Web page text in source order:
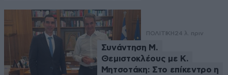
ΠΟΛΙΤΙΚΗ24 λ. πριν
Συνάντηση Μ.
Θεμιστοκλέους με Κ.
Μητσοτάκη: Στο επίκεντρο η